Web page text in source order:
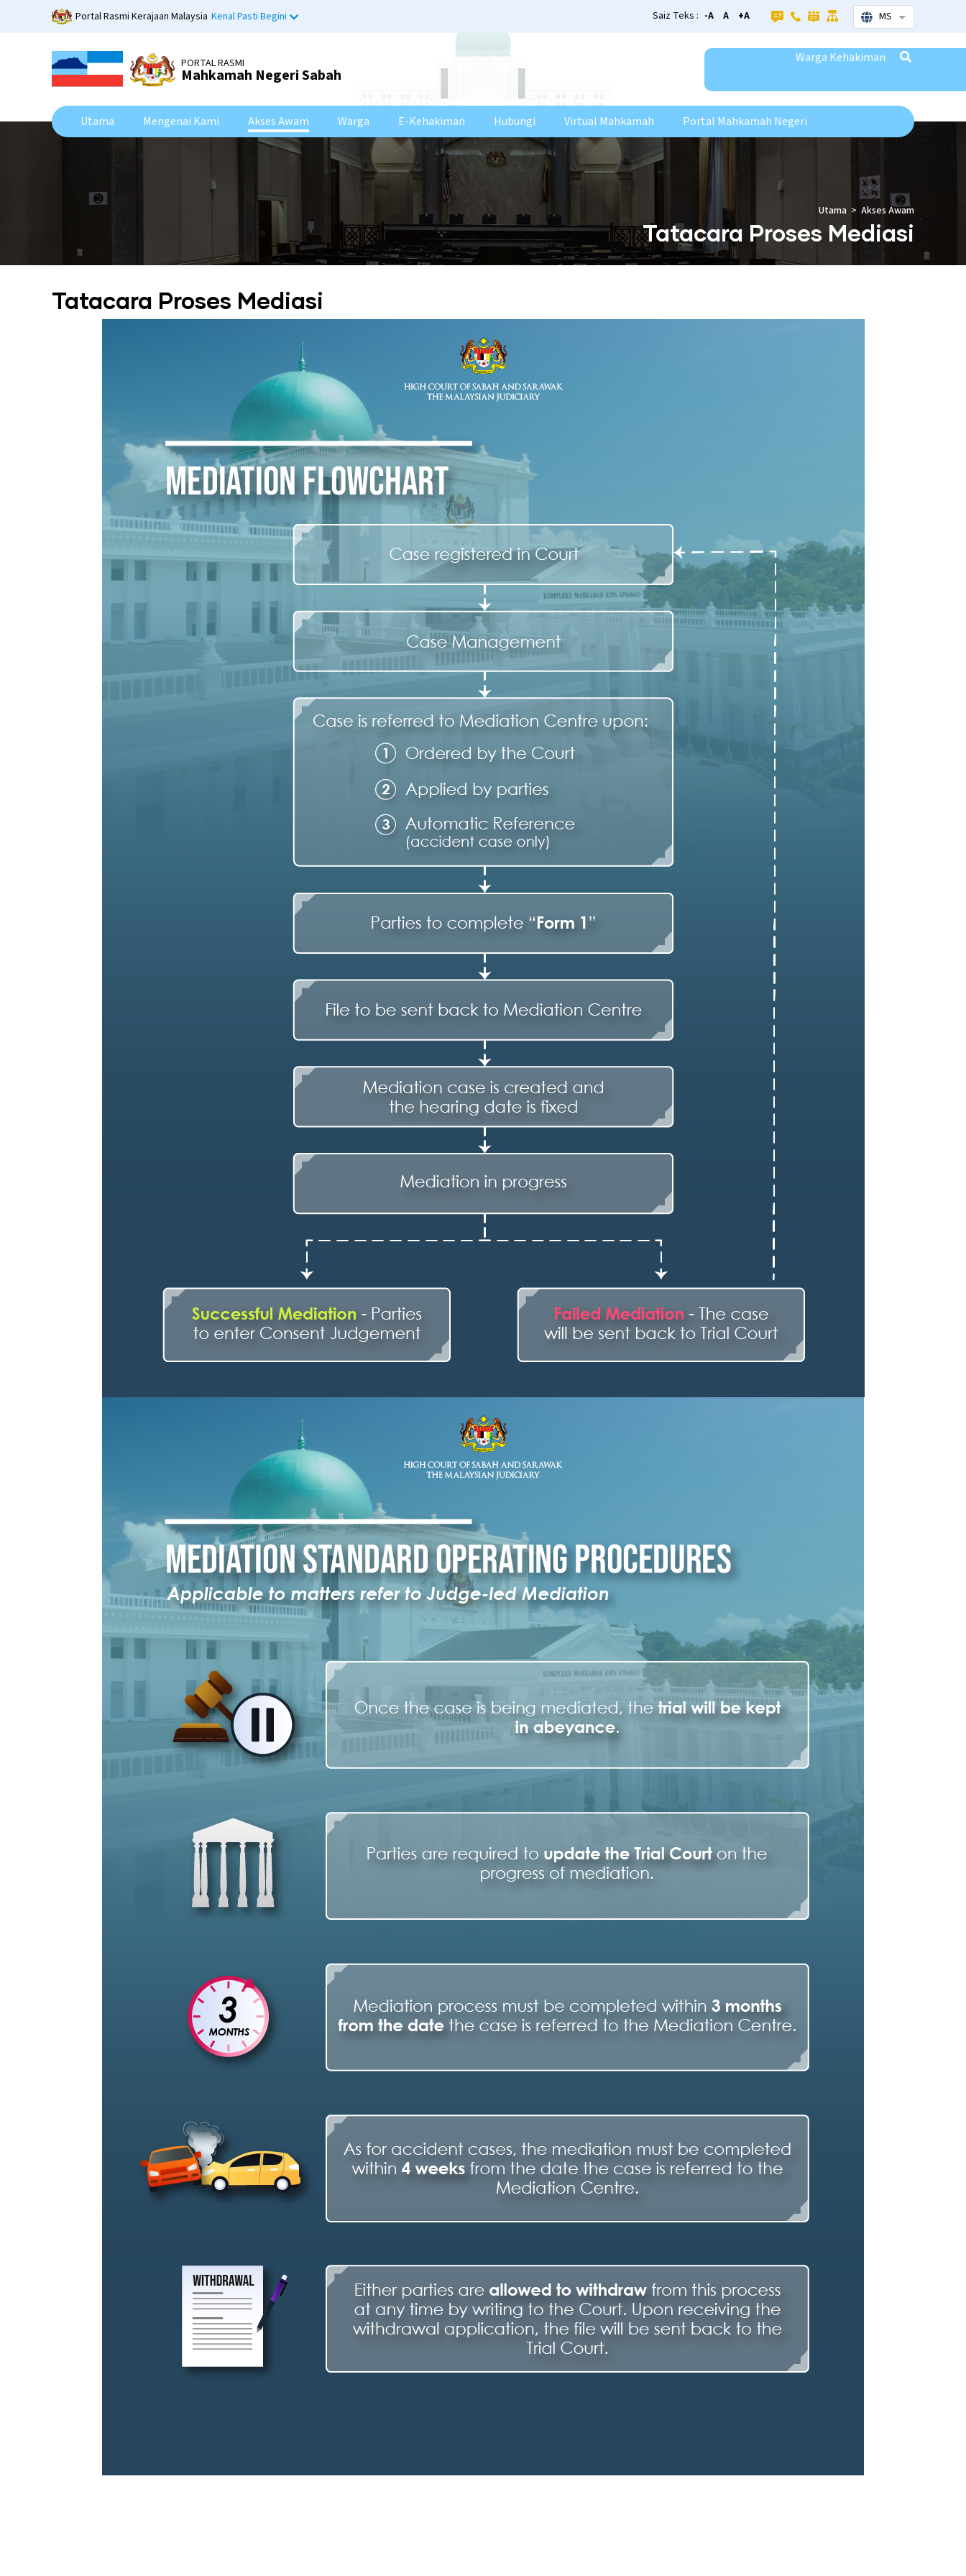
Portal Rasmi Kerajaan Malaysia Kenal Pasti Begini MS List additional
Saiz Teks : -A A +A
PORTAL RASMI
Mahkamah Negeri Sabah
Warga Kehakiman
Utama Mengenai Kami Akses Awam Warga E-Kehakiman Hubungi Virtual Mahkamah Portal Mahkamah Negeri
Tatacara Proses Mediasi
Utama Akses Awam
Tatacara Proses Mediasi